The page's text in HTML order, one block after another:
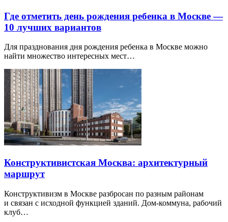
Где отметить день рождения ребенка в Москве —
10 лучших вариантов
Для празднования дня рождения ребенка в Москве можно
найти множество интересных мест…
Конструктивистская Москва: архитектурный
маршрут
Конструктивизм в Москве разбросан по разным районам
и связан с исходной функцией зданий. Дом-коммуна, рабочий
клуб…